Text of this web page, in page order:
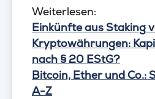
Weiterlesen:
Einkünfte aus Staking
Kryptowährungen:
nach § 20 EStG?
Bitcoin, Ether und Co.:
A-Z